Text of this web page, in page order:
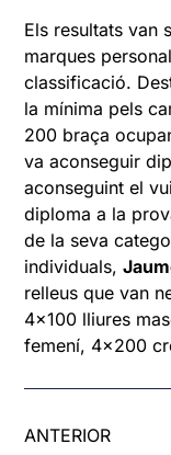
Els resultats van
marques
classificació.
la mínima pels
200 braça
va aconseguir
aconseguint el
diploma a la
de la seva
individuals,
relleus que van
4×100 lliures
femení, 4×200
ANTERIOR